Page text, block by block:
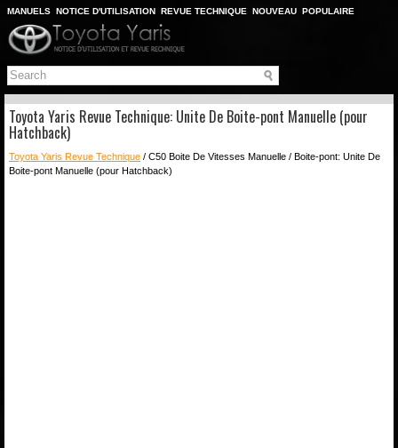
MANUELS NOTICE D'UTILISATION REVUE TECHNIQUE NOUVEAU POPULAIRE
PLAN DU SITE
CHERCHER
Toyota Yaris Revue Technique: Unite De Boite-pont Manuelle (pour
Hatchback)
Toyota Yaris Revue Technique / C50 Boite De Vitesses Manuelle / Boite-pont: Unite De
Boite-pont Manuelle (pour Hatchback)